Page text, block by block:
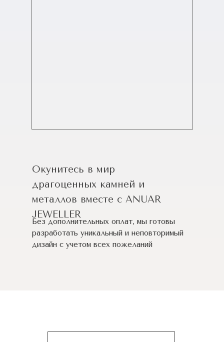
Окунитесь в мир
драгоценных камней и
металлов вместе с ANUAR
JEWELLER
Без дополнительных оплат, мы готовы
разработать уникальный и неповторимый
дизайн c учетом всех пожеланий